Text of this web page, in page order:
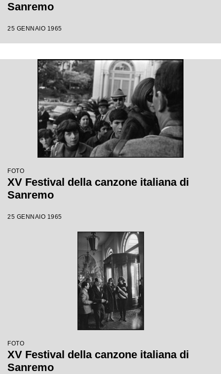
Sanremo
25 GENNAIO 1965
FOTO
XV Festival della canzone italiana di
Sanremo
25 GENNAIO 1965
FOTO
XV Festival della canzone italiana di
Sanremo